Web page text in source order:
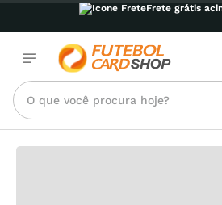
Frete grátis
O que você procura hoje?